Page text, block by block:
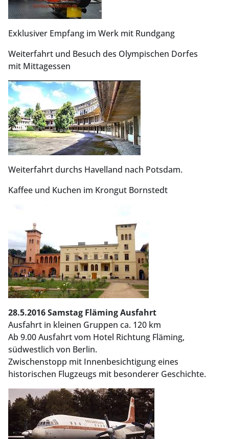
Exklusiver Empfang im Werk mit Rundgang
Weiterfahrt und Besuch des Olympischen Dorfes
mit Mittagessen
Weiterfahrt durchs Havelland nach Potsdam.
Kaffee und Kuchen im Krongut Bornstedt
28.5.2016 Samstag Fläming Ausfahrt
Ausfahrt in kleinen Gruppen ca. 120 km
Ab 9.00 Ausfahrt vom Hotel Richtung Fläming,
südwestlich von Berlin.
Zwischenstopp mit Innenbesichtigung eines
historischen Flugzeugs mit besonderer Geschichte.